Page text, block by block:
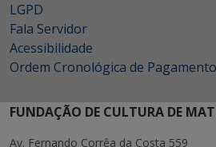
LGPD
Fala Servidor
Acessibilidade
Ordem Cronológica de
FUNDAÇÃO DE CULTURA DE
Av. Fernando Corrêa da Costa 559